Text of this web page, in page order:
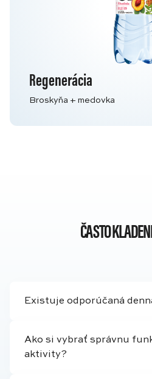
Regenerácia
Broskyňa + medovka
ČASTO
Existuje odporúčaná
Ako si vybrať správnu
aktivity?